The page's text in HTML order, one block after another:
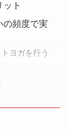
ト
の頻度で実
ヨガを行う